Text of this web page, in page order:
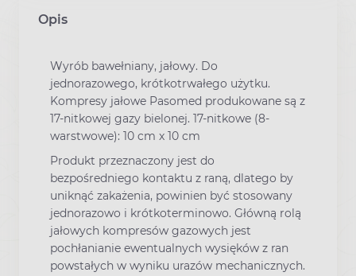
Opis
Wyrób bawełniany, jałowy. Do
jednorazowego, krótkotrwałego użytku.
Kompresy jałowe Pasomed produkowane są z
17-nitkowej gazy bielonej. 17-nitkowe (8-
warstwowe): 10 cm x 10 cm
Produkt przeznaczony jest do
bezpośredniego kontaktu z raną, dlatego by
uniknąć zakażenia, powinien być stosowany
jednorazowo i krótkoterminowo. Główną rolą
jałowych kompresów gazowych jest
pochłanianie ewentualnych wysięków z ran
powstałych w wyniku urazów mechanicznych.